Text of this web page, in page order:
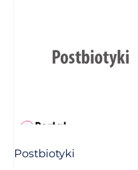
Postbiotyki